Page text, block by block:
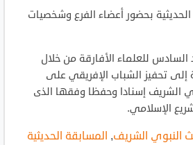
بحضور أعضاء الفرع وشخصيات
للعلماء الأفارقة من خلال
إلى تحفيز الشباب الإفريقي على
الشريف إسنادا وحفظا وفقها الذى
الإسلامي.
النبوي الشريف, المسابقة الحديثية